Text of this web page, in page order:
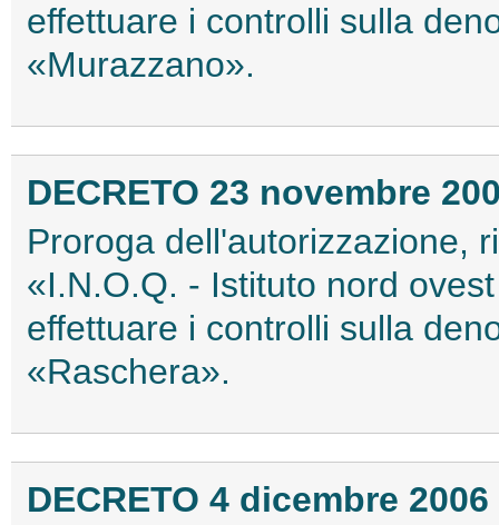
effettuare i controlli sulla
«Murazzano».
DECRETO 23 novembre
Proroga dell'autorizzazione,
«I.N.O.Q. - Istituto nord
effettuare i controlli sulla
«Raschera».
DECRETO 4 dicembre 2006